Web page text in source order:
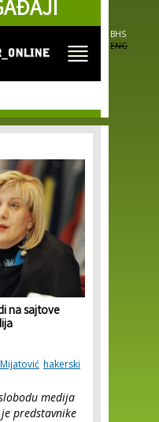
BHS
ENG
na sajtove
hakerski
medija
predstavnike